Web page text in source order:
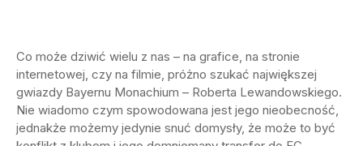
Co może dziwić wielu z nas – na grafice, na stronie
internetowej, czy na filmie, próżno szukać największej
gwiazdy Bayernu Monachium – Roberta Lewandowskiego.
Nie wiadomo czym spowodowana jest jego nieobecność,
jednakże możemy jedynie snuć domysły, że może to być